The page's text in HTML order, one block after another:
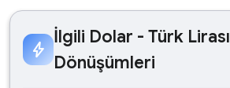
bolt
İlgili Dolar - Türk Lirası
Dönüşümleri